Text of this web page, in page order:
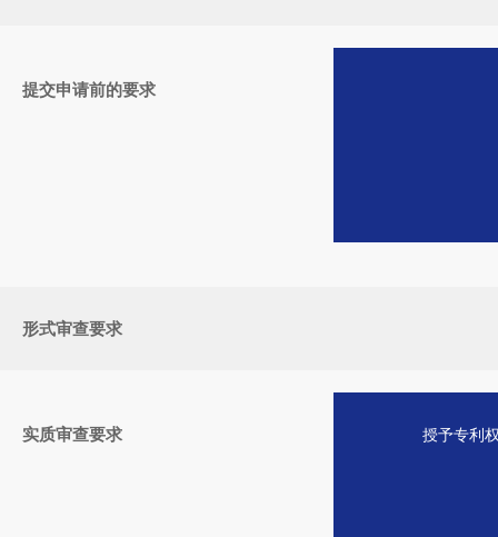
提交申请前的要求
形式审查要求
实质审查要求 授予专利